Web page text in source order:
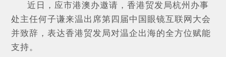
近日，应市港澳办邀请，香港贸发局杭州办事
处主任何子谦来温出席第四届中国眼镜互联网大会
并致辞，表达香港贸发局对温企出海的全方位赋能
支持。